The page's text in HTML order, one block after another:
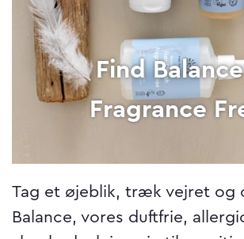
Find
Fragrance
Tag et øjeblik, træk vejret og
Balance, vores duftfrie,